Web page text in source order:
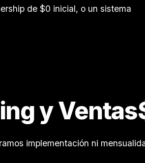
de $0 inicial, o un sistema
y Ventas
implementación ni